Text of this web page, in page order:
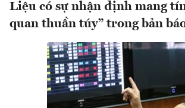
Liệu có sự nhận định mang
quan thuần túy” trong bản